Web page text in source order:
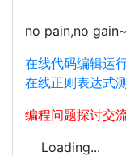
no pain,no gain~
在线代码编辑运
在线正则表达式
编程问题探讨交
Loading...